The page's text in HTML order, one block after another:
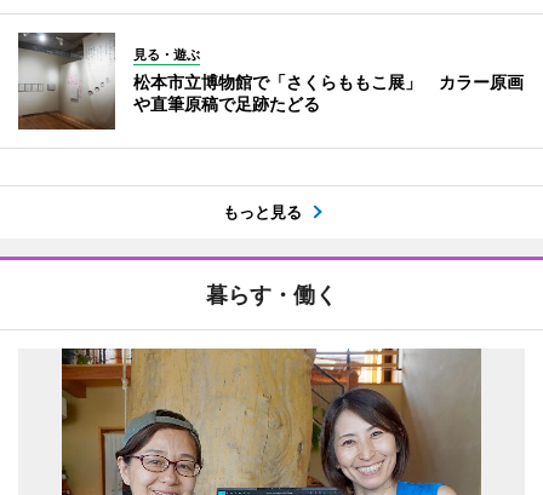
見る・遊ぶ
松本市立博物館で「さくらももこ展」 カラー原画
や直筆原稿で足跡たどる
もっと見る
暮らす・働く